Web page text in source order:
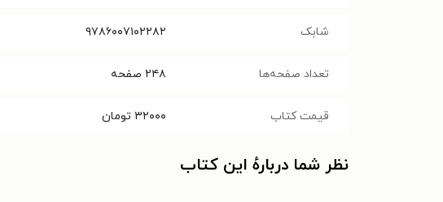
شابک ۹۷۸۶۰۰۷۱۰۲۲۸۲
تعداد صفحه‌ها ۲۴۸ صفحه
قیمت کتاب ۳۲۰۰۰ تومان
نظر شما دربارهٔ این کتاب